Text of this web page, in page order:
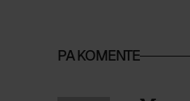
PA KOMENTE